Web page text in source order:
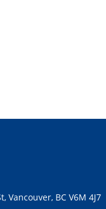
Vancouver, BC V6M 4J7